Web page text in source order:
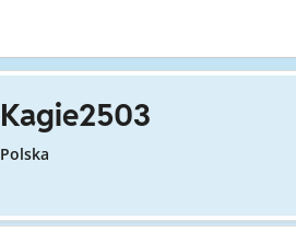
Kagie2503
Polska